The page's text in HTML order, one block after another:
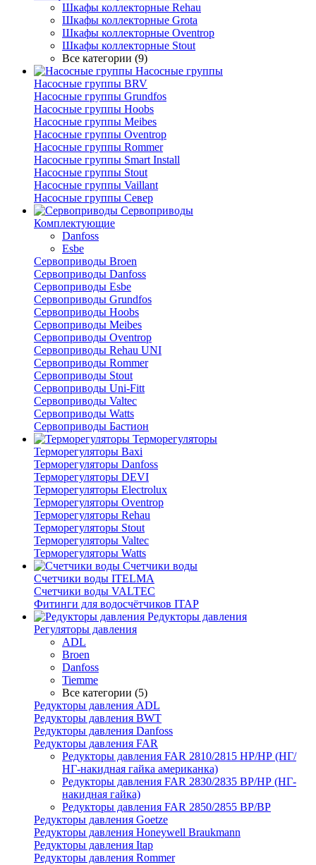
Шкафы коллекторные Rehau
Шкафы коллекторные Grota
Шкафы коллекторные Oventrop
Шкафы коллекторные Stout
Все категории (9)
Насосные группы
Насосные группы BRV
Насосные группы Grundfos
Насосные группы Hoobs
Насосные группы Meibes
Насосные группы Oventrop
Насосные группы Rommer
Насосные группы Smart Install
Насосные группы Stout
Насосные группы Vaillant
Насосные группы Север
Сервоприводы
Комплектующие
Danfoss
Esbe
Сервоприводы Broen
Сервоприводы Danfoss
Сервоприводы Esbe
Сервоприводы Grundfos
Сервоприводы Hoobs
Сервоприводы Meibes
Сервоприводы Oventrop
Сервоприводы Rehau UNI
Сервоприводы Rommer
Сервоприводы Stout
Сервоприводы Uni-Fitt
Сервоприводы Valtec
Сервоприводы Watts
Сервоприводы Бастион
Терморегуляторы
Терморегуляторы Baxi
Терморегуляторы Danfoss
Терморегуляторы DEVI
Терморегуляторы Electrolux
Терморегуляторы Oventrop
Терморегуляторы Rehau
Терморегуляторы Stout
Терморегуляторы Valtec
Терморегуляторы Watts
Счетчики воды
Счетчики воды ITELMA
Счетчики воды VALTEC
Фитинги для водосчётчиков ITAP
Редукторы давления
Регуляторы давления
ADL
Broen
Danfoss
Tiemme
Все категории (5)
Редукторы давления ADL
Редукторы давления BWT
Редукторы давления Danfoss
Редукторы давления FAR
Редукторы давления FAR 2810/2815 НР/НР (НГ/
НГ-накидная гайка американка)
Редукторы давления FAR 2830/2835 ВР/НР (НГ-
накидная гайка)
Редукторы давления FAR 2850/2855 ВР/ВР
Редукторы давления Goetze
Редукторы давления Honeywell Braukmann
Редукторы давления Itap
Редукторы давления Rommer